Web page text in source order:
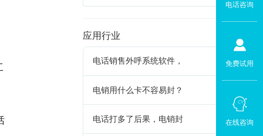
电话咨询
免费试用
在线咨询
应用行业
电话销售外呼系统软件，
电销用什么卡不容易封？
电话打多了后果，电销封